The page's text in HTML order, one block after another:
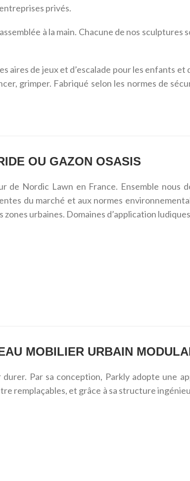
privés.
à la main. Chacune de nos sculptures
aires de jeux et d’escalade pour les enfants
grimper. Fabriqué selon les normes de
OU GAZON OSASIS
de Nordic Lawn en France. Ensemble nous
du marché et aux normes
urbaines. Domaines d’application
MOBILIER URBAIN
durer. Par sa conception, Parkly adopte une
remplaçables, et grâce à sa structure